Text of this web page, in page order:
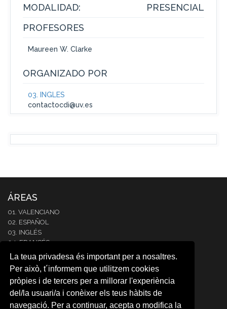
La teua privadesa és important per a nosaltres.
Per això, t´informem que utilitzem cookies
pròpies i de tercers per a millorar l'experiència
del/la usuari/a i conèixer els teus hàbits de
navegació. Per a continuar, acepta o modifica la
MODALIDAD:
PRESENCIAL
PROFESORES
Maureen W. Clarke
ORGANIZADO POR
03. INGLÉS
contactocdi@uv.es
ÁREAS
01. VALENCIANO
02. ESPAÑOL
03. INGLÉS
04. FRANCÉS
05. ITALIANO
06. ALEMÁN
07. PORTUGUÉS
08. COREANO
09. ÁRABE
10. JAPONÉS